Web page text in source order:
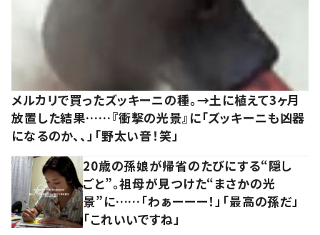
メルカリで買ったズッキーニの種。→土に植えて3ヶ月
放置した結果……『衝撃の光景』に「ズッキーニも凶器
になるのか、、」「野太い音！笑」
20歳の孫娘が帰省のたびにする“隠し
ごと”。祖母が見つけた“まさかの光
景”に……「わぁーーー！」「最高の孫だ」
「これいいですね」